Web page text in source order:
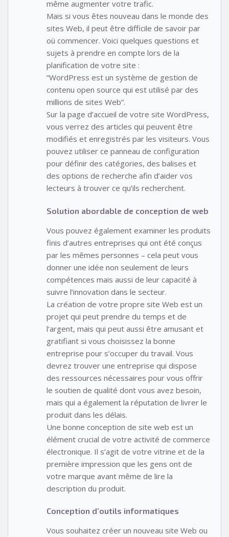
même augmenter votre trafic.
Mais si vous êtes nouveau dans le monde des
sites Web, il peut être difficile de savoir par
où commencer. Voici quelques questions et
sujets à prendre en compte lors de la
planification de votre site :
“WordPress est un système de gestion de
contenu open source qui est utilisé par des
millions de sites Web”.
Sur la page d’accueil de votre site WordPress,
vous verrez des articles qui peuvent être
modifiés et enregistrés par les visiteurs. Vous
pouvez utiliser ce panneau de configuration
pour définir des catégories, des balises et
des options de recherche afin d’aider vos
lecteurs à trouver ce qu’ils recherchent.
Solution abordable de conception de web
Vous pouvez également examiner les produits
finis d’autres entreprises qui ont été conçus
par les mêmes personnes – cela peut vous
donner une idée non seulement de leurs
compétences mais aussi de leur capacité à
suivre l’innovation dans le secteur.
La création de votre propre site Web est un
projet qui peut prendre du temps et de
l’argent, mais qui peut aussi être amusant et
gratifiant si vous choisissez la bonne
entreprise pour s’occuper du travail. Vous
devrez trouver une entreprise qui dispose
des ressources nécessaires pour vous offrir
le soutien de qualité dont vous avez besoin,
mais qui a également la réputation de livrer le
produit dans les délais.
Une bonne conception de site web est un
élément crucial de votre activité de commerce
électronique. Il s’agit de votre vitrine et de la
première impression que les gens ont de
votre marque avant même de lire la
description du produit.
Conception d’outils informatiques
Vous souhaitez créer un nouveau site Web ou